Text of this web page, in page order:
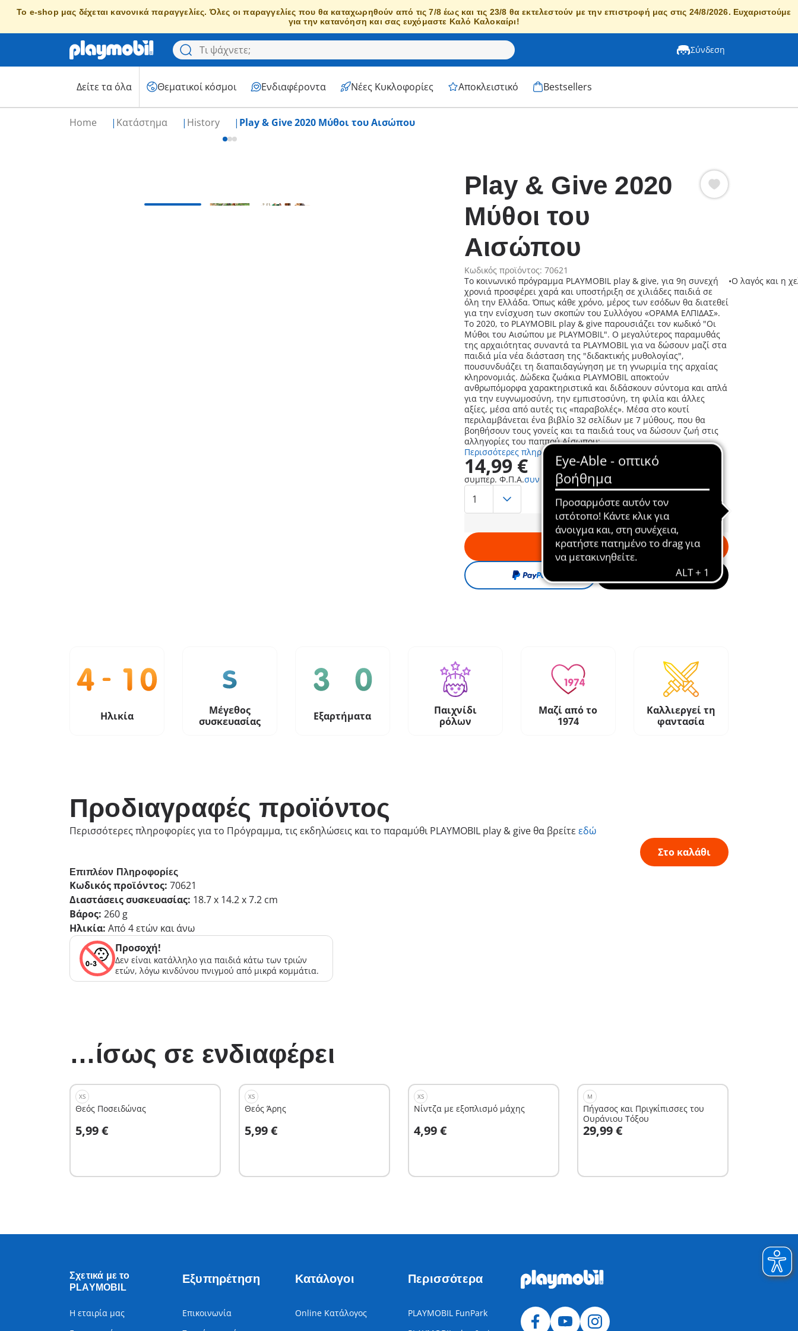
Το e-shop μας δέχεται κανονικά παραγγελίες. Όλες οι παραγγελίες που θα καταχωρηθούν από τις 7/8 έως και τις 23/8 θα εκτελεστούν με την επιστροφή μας στις 24/8/2026. Ευχαριστούμε
για την κατανόηση και σας ευχόμαστε Καλό Καλοκαίρι!
Σύνδεση
Δείτε τα όλα Θεματικοί κόσμοι Ενδιαφέροντα Νέες Κυκλοφορίες Αποκλειστικό Bestsellers
Home Κατάστημα History Play & Give 2020 Μύθοι του Αισώπου
Play & Give 2020
Μύθοι του
Αισώπου
Κωδικός προϊόντος: 70621
Το κοινωνικό πρόγραμμα PLAYMOBIL play & give, για 9η συνεχή
χρονιά προσφέρει χαρά και υποστήριξη σε χιλιάδες παιδιά σε
όλη την Ελλάδα. Όπως κάθε χρόνο, μέρος των εσόδων θα διατεθεί
για την ενίσχυση των σκοπών του Συλλόγου «ΟΡΑΜΑ ΕΛΠΙΔΑΣ».
Το 2020, το PLAYMOBIL play & give παρουσιάζει τον κωδικό "Οι
Μύθοι του Αισώπου με PLAYMOBIL". Ο μεγαλύτερος παραμυθάς
της αρχαιότητας συναντά τα PLAYMOBIL για να δώσουν μαζί στα
παιδιά μία νέα διάσταση της "διδακτικής μυθολογίας",
πουσυνδυάζει τη διαπαιδαγώγηση με τη γνωριμία της αρχαίας
κληρονομιάς. Δώδεκα ζωάκια PLAYMOBIL αποκτούν
ανθρωπόμορφα χαρακτηριστικά και διδάσκουν σύντομα και απλά
για την ευγνωμοσύνη, την εμπιστοσύνη, τη φιλία και άλλες
αξίες, μέσα από αυτές τις «παραβολές». Μέσα στο κουτί
περιλαμβάνεται ένα βιβλίο 32 σελίδων με 7 μύθους, που θα
βοηθήσουν τους γονείς και τα παιδιά τους να δώσουν ζωή στις
αλληγορίες του παππού Αίσωπου:
•Ο λαγός και η
Περισσότερες πληροφορίες
14,99 €
συμπερ. Φ.Π.Α.συν τα έξοδα αποστολής
Στο καλάθι
Ηλικία
Μέγεθος
συσκευασίας
Εξαρτήματα
Παιχνίδι
ρόλων
Μαζί από το
1974
Καλλιεργεί τη
φαντασία
Προδιαγραφές προϊόντος
Περισσότερες πληροφορίες για το Πρόγραμμα, τις εκδηλώσεις και το παραμύθι PLAYMOBIL play & give θα βρείτε εδώ
Στο καλάθι
Επιπλέον Πληροφορίες
Κωδικός προϊόντος: 70621
Διαστάσεις συσκευασίας: 18.7 x 14.2 x 7.2 cm
Βάρος: 260 g
Ηλικία: Από 4 ετών και άνω
Προσοχή!
Δεν είναι κατάλληλο για παιδιά κάτω των τριών
ετών, λόγω κινδύνου πνιγμού από μικρά κομμάτια.
…ίσως σε ενδιαφέρει
XS
Θεός Ποσειδώνας
5,99 €Στο καλάθι
XS
Θεός Άρης
5,99 €Στο καλάθι
XS
Νίντζα με εξοπλισμό μάχης
4,99 €Στο καλάθι
M
Πήγασος και Πριγκίπισσες του
Ουράνιου Τόξου
29,99 €
Στο καλάθι
Σχετικά με το
PLAYMOBIL
Η εταιρία μας
Εξυπηρέτηση
Επικοινωνία
Κατάλογοι
Online Κατάλογος
Περισσότερα
PLAYMOBIL FunPark